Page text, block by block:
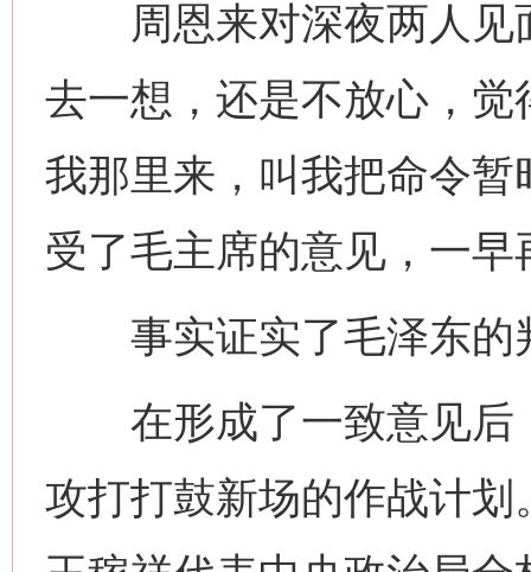
周恩来对深夜两人见
去一想，还是不放心，
我那里来，叫我把命令
受了毛主席的意见，一
事实证实了毛泽东的
在形成了一致意见后
攻打打鼓新场的作战计